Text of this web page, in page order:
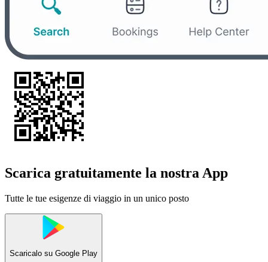
Scarica gratuitamente la nostra App
Tutte le tue esigenze di viaggio in un unico posto
Scaricalo su Google Play